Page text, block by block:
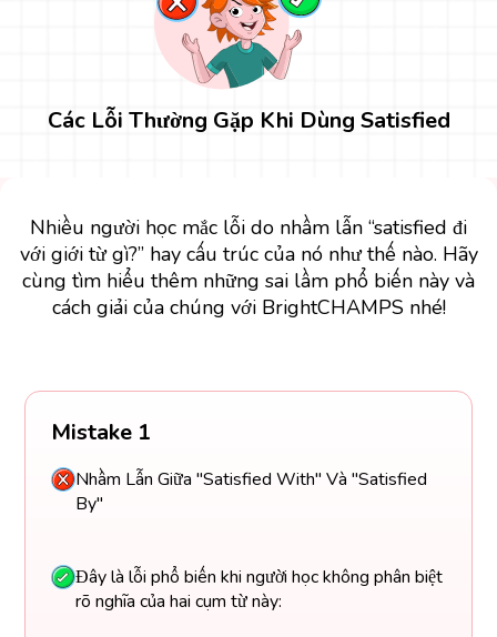
Các Lỗi Thường Gặp Khi Dùng Satisfied
Nhiều người học mắc lỗi do nhầm lẫn “satisfied đi
với giới từ gì?” hay cấu trúc của nó như thế nào. Hãy
cùng tìm hiểu thêm những sai lầm phổ biến này và
cách giải của chúng với BrightCHAMPS nhé!
Mistake 1
Nhầm Lẫn Giữa "Satisfied With" Và "Satisfied
By"
Đây là lỗi phổ biến khi người học không phân biệt
rõ nghĩa của hai cụm từ này: